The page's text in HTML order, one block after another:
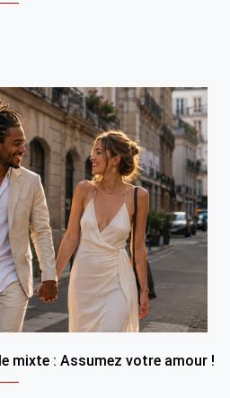
mixte : Assumez votre amour !